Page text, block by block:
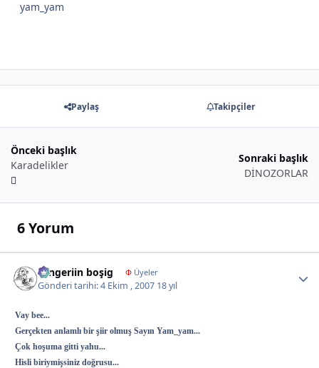
yam_yam
Paylaş Takipçiler
Önceki başlık
Karadelikler
Sonraki başlık
DİNOZORLAR
6 Yorum
Tengeriin boşig ΦÜyeler
Gönderi tarihi:4 Ekim , 2007 18 yıl
Vay bee...
Gerçekten anlamlı bir şiir olmuş Sayın Yam_yam...
Çok hoşuma gitti yahu...
Hisli biriymişsiniz doğrusu...